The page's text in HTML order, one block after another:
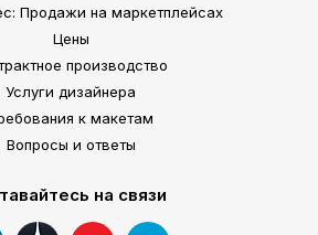
Продажи на маркетплейсах
Цены
производство
Услуги дизайнера
к макетам
Вопросы и ответы
на связи